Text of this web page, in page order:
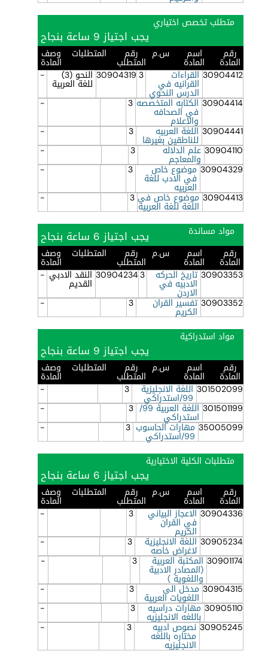
متطلب تخصص اختياري
يجب اجتياز 9 ساعة بنجاح
رقم
المادة
اسم
المادة
س.م رقم
المتطلب
المتطلبات وصف
المادة
30904412 القراءات
القرانيه في
الدرس النحوي
3
30904319 النحو (3)
للغة العربية
-
30904414 الكتابه المتخصصه
في الصحافه
والاعلام
3
-
30904441 اللغة العربيه
للناطقين بغيرها
3
-
30904110 علم الدلاله
والمعاجم
3
-
30904329 موضوع خاص
في الادب للغة
العربيه
3
-
30904413 موضوع خاص في
اللغة للغة العربيه
3
-
مواد مساندة يجب اجتياز 6 ساعة بنجاح
رقم
المادة
اسم
المادة
س.م رقم
المتطلب
المتطلبات وصف
المادة
30903353 تاريخ الحركه
الادبيه في
الاردن
3
30904234 النقد الادبي
القديم
-
30903352 تفسير القران
الكريم
3
-
مواد استدراكية
يجب اجتياز 9 ساعة بنجاح
رقم
المادة
اسم
المادة
س.م رقم
المتطلب
المتطلبات وصف
المادة
301502099 اللغة الانجليزية
99/استدراكي
3
-
301501199
اللغة العربية 99/
استدراكي
3
-
35005099 مهارات الحاسوب
99/استدراكي
3
-
متطلبات الكلية الاختيارية
يجب اجتياز 6 ساعة بنجاح
رقم
المادة
اسم
المادة
س.م رقم
المتطلب
المتطلبات وصف
المادة
30904336 الاعجاز البياني
في القران
الكريم
3
-
30905234 اللغة الانجليزية
لاغراض خاصه
3
-
30901174 المكتبة العربية
(المصادر الادبية
واللغوية )
3
-
30904315 مدخل الى
اللغويات العربية
3
-
30905110 مهارات دراسيه
باللغه الانجليزيه
3
-
30905245 نصوص ادبيه
مختاره باللغه
الانجليزيه
3
-